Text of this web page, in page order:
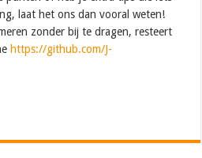
laat het ons dan vooral weten!
zonder bij te dragen, resteert
https://github.com/J-